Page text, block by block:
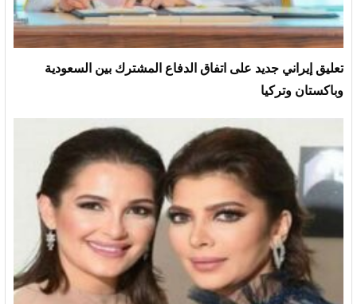
تعليق إيراني جديد على اتفاق الدفاع المشترك بين السعودية
وباكستان وتركيا